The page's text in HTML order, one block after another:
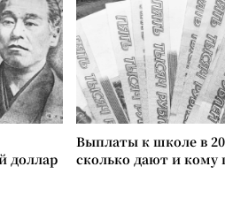
доллар
Выплаты к школе в
сколько дают и